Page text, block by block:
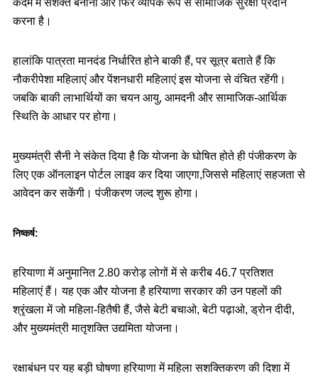
कदम में सशक्त बनाना और फिर व्यापक रूप से सामाजिक सुरक्षा प्रदान
करना है।
हालांकि पात्रता मानदंड निर्धारित होने बाकी हैं, पर सूत्र बताते हैं कि
नौकरीपेशा महिलाएं और पेंशनधारी महिलाएं इस योजना से वंचित रहेंगी।
जबकि बाकी लाभार्थियों का चयन आयु, आमदनी और सामाजिक-आर्थिक
स्थिति के आधार पर होगा।
मुख्यमंत्री सैनी ने संकेत दिया है कि योजना के घोषित होते ही पंजीकरण के
लिए एक ऑनलाइन पोर्टल लाइव कर दिया जाएगा,जिससे महिलाएं सहजता से
आवेदन कर सकेंगी। पंजीकरण जल्द शुरू होगा।
निष्कर्ष:
हरियाणा में अनुमानित 2.80 करोड़ लोगों में से करीब 46.7 प्रतिशत
महिलाएं हैं। यह एक और योजना है हरियाणा सरकार की उन पहलों की
श्रृंखला में जो महिला‑हितैषी हैं, जैसे बेटी बचाओ, बेटी पढ़ाओ, ड्रोन दीदी,
और मुख्यमंत्री मातृशक्ति उद्यमिता योजना।
रक्षाबंधन पर यह बड़ी घोषणा हरियाणा में महिला सशक्तिकरण की दिशा में